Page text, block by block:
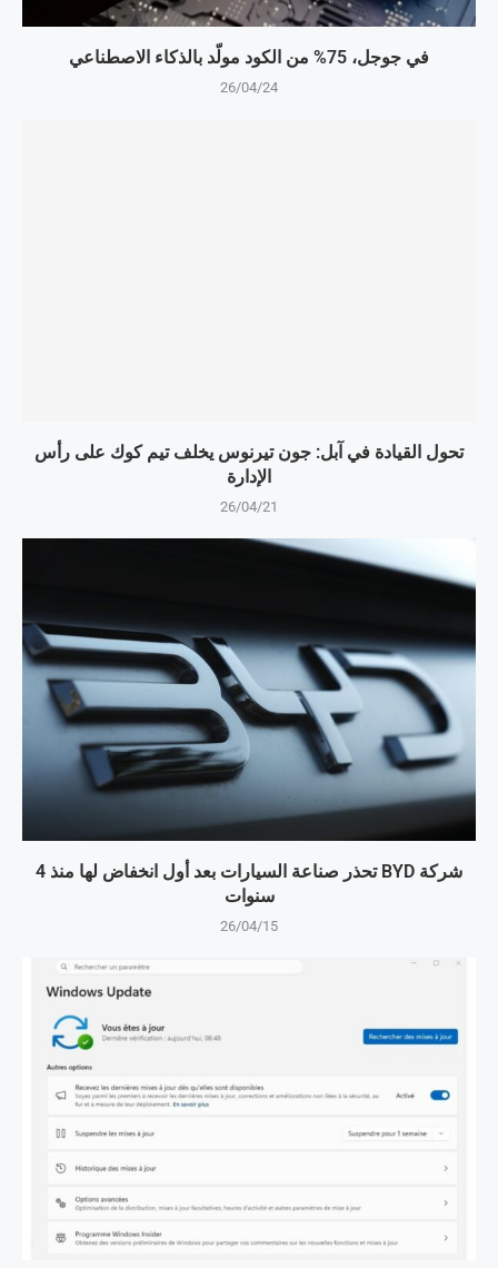
في جوجل، 75% من الكود مولّد بالذكاء الاصطناعي
26/04/24
تحول القيادة في آبل: جون تيرنوس يخلف تيم كوك على رأس
الإدارة
26/04/21
شركة BYD تحذر صناعة السيارات بعد أول انخفاض لها منذ 4
سنوات
26/04/15